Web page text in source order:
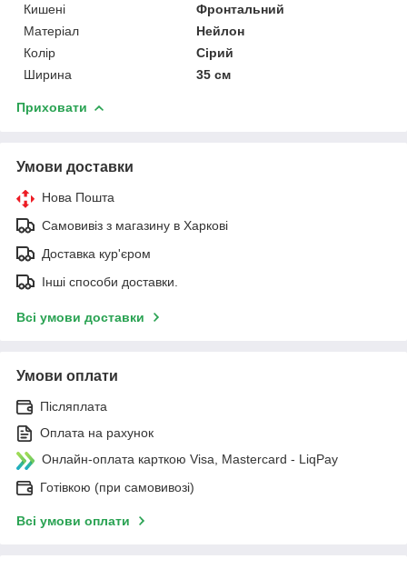
Кишені
Фронтальний
Матеріал
Нейлон
Колір
Сірий
Ширина
35 см
Приховати
Умови доставки
Нова Пошта
Самовивіз з магазину в Харкові
Доставка кур'єром
Інші способи доставки.
Всі умови доставки
Умови оплати
Післяплата
Оплата на рахунок
Онлайн-оплата карткою Visa, Mastercard - LiqPay
Готівкою (при самовивозі)
Всі умови оплати